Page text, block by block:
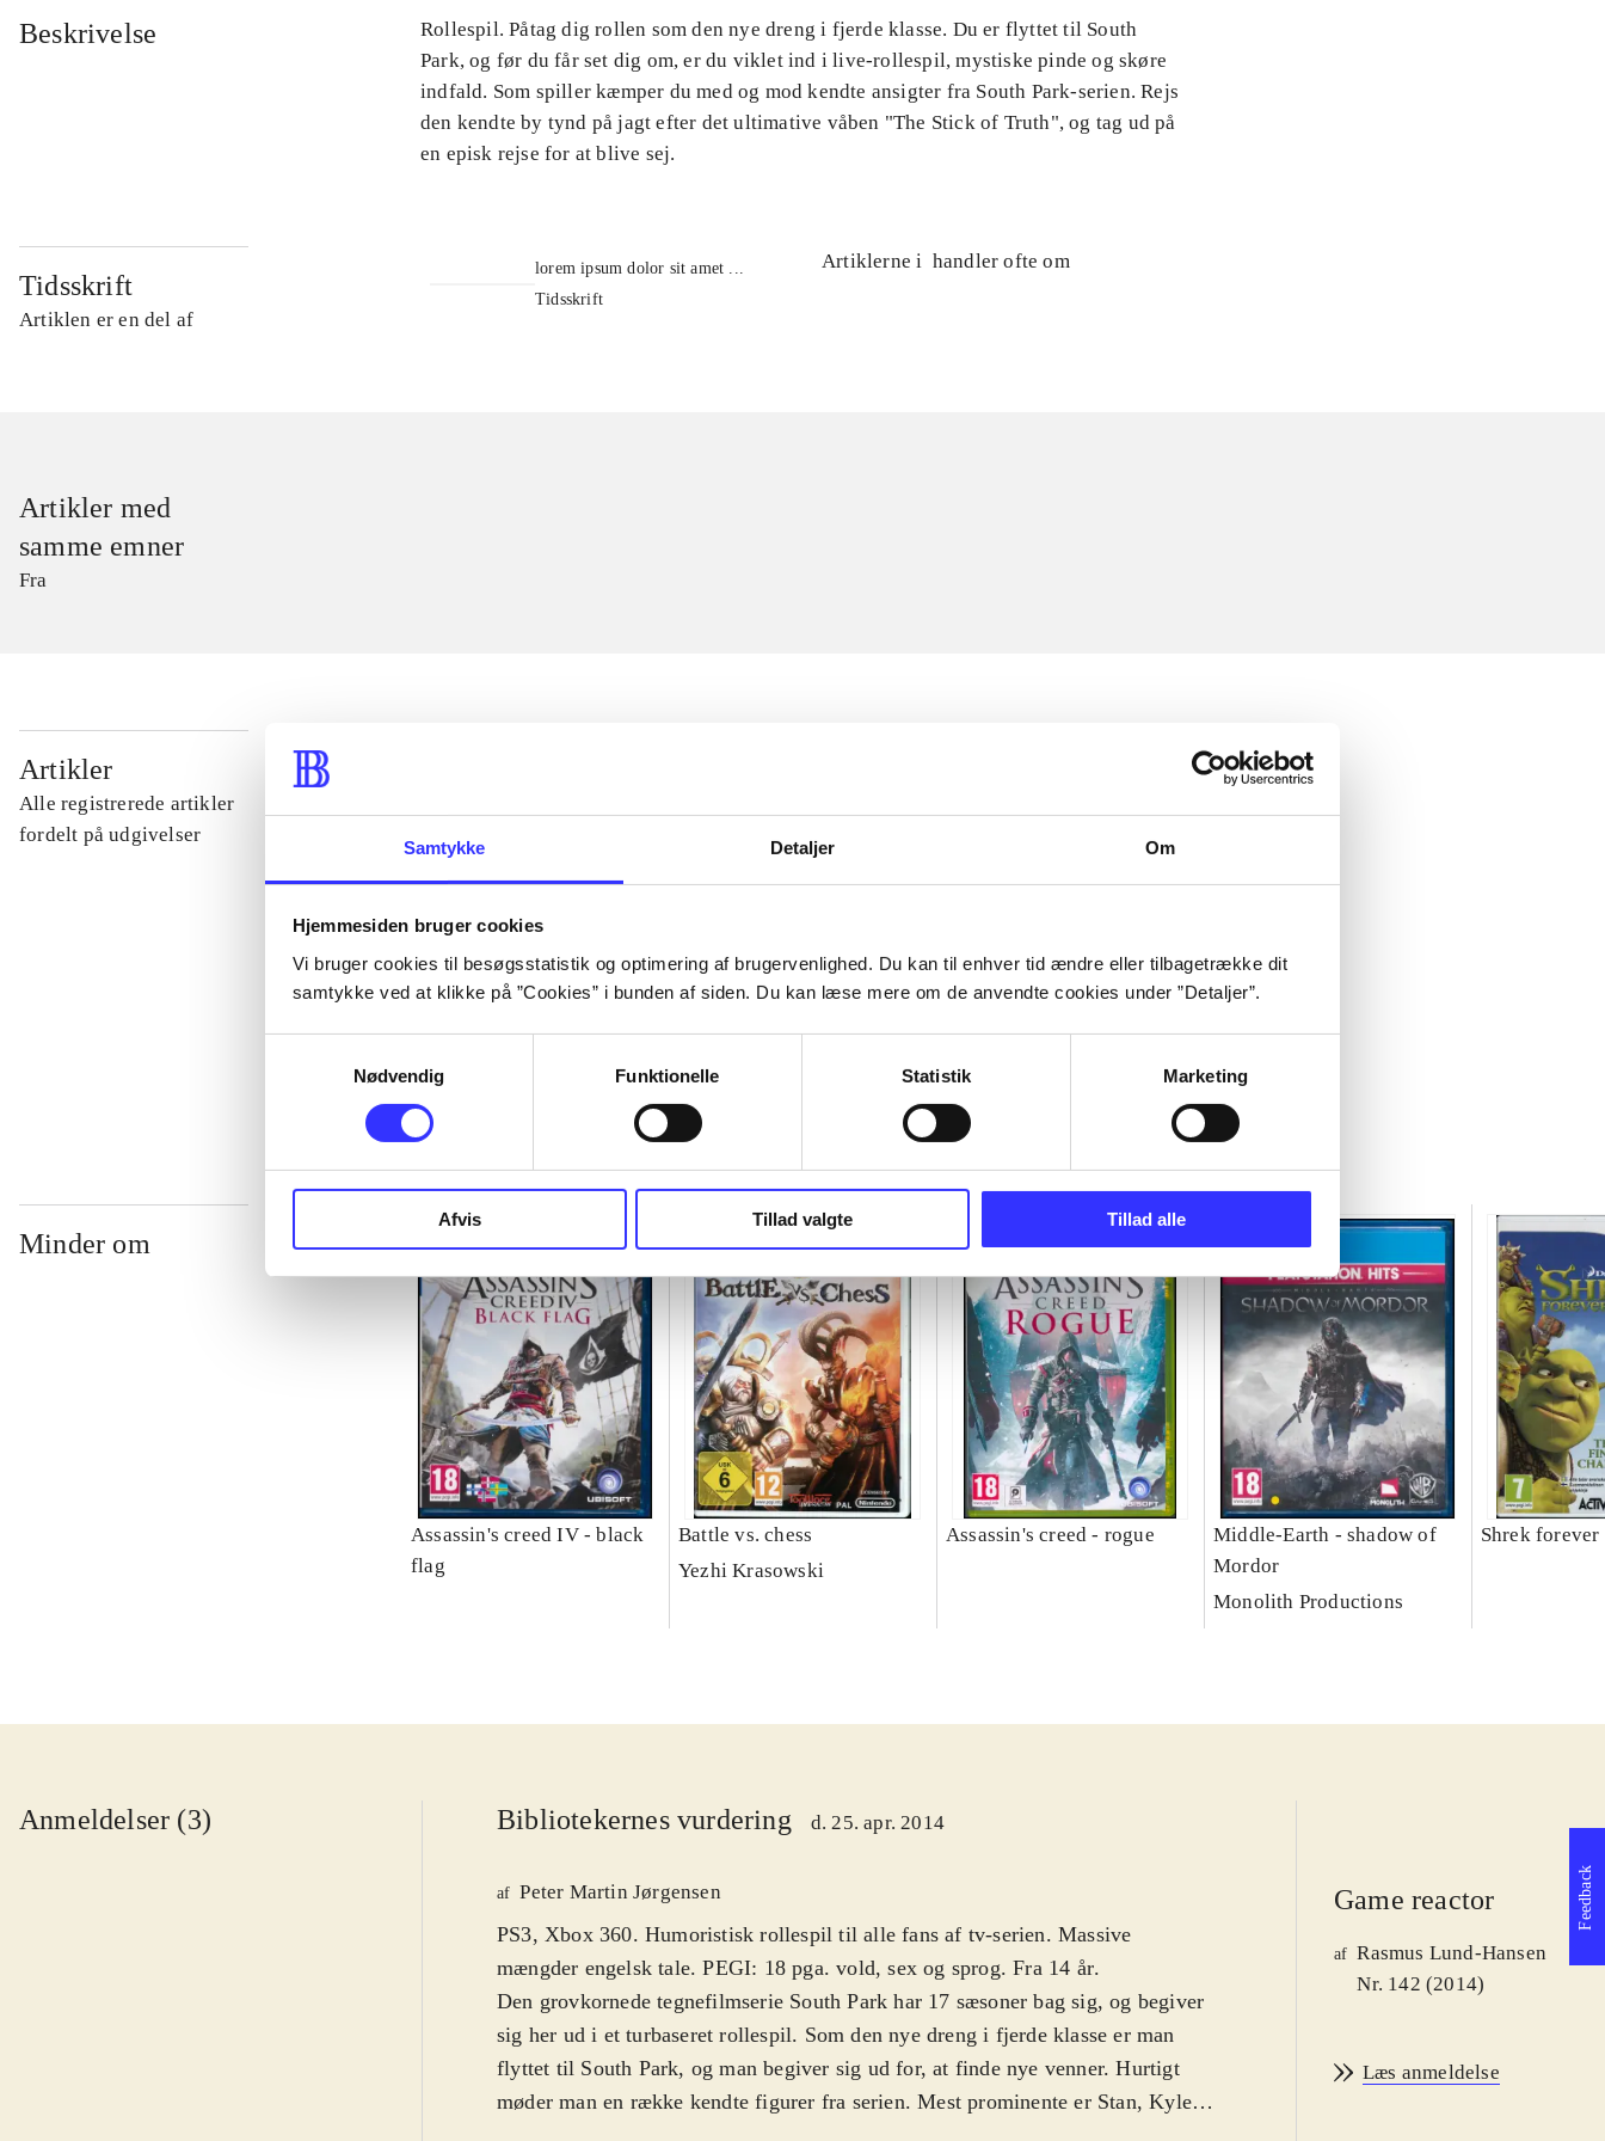
Samtykke Detaljer Om
Hjemmesiden bruger cookies
Vi bruger cookies til besøgsstatistik og optimering af brugervenlighed. Du kan til enhver tid ændre eller tilbagetrække dit
samtykke ved at klikke på ”Cookies” i bunden af siden. Du kan læse mere om de anvendte cookies under ”Detaljer”.
Nødvendig
Funktionelle Statistik Marketing
Afvis Tillad valgte Tillad alle
Beskrivelse
Rollespil. Påtag dig rollen som den nye dreng i fjerde klasse. Du er flyttet til South
Park, og før du får set dig om, er du viklet ind i live-rollespil, mystiske pinde og skøre
indfald. Som spiller kæmper du med og mod kendte ansigter fra South Park-serien. Rejs
den kendte by tynd på jagt efter det ultimative våben "The Stick of Truth", og tag ud på
en episk rejse for at blive sej.
Tidsskrift
Artiklen er en del af
lorem ipsum dolor sit amet ...
Tidsskrift
Artiklerne i handler ofte om
Artikler med
samme emner
Fra
Artikler
Alle registrerede artikler
fordelt på udgivelser
...
Minder om
Assassin's creed IV - black
flag
Battle vs. chess
Yezhi Krasowski
Assassin's creed - rogue
Middle-Earth - shadow of
Mordor
Monolith Productions
Shrek forever
Anmeldelser (3) Bibliotekernes vurdering d. 25. apr. 2014
af Peter Martin Jørgensen
PS3, Xbox 360. Humoristisk rollespil til alle fans af tv-serien. Massive
mængder engelsk tale. PEGI: 18 pga. vold, sex og sprog. Fra 14 år.
Den grovkornede tegnefilmserie South Park har 17 sæsoner bag sig, og begiver
sig her ud i et turbaseret rollespil. Som den nye dreng i fjerde klasse er man
flyttet til South Park, og man begiver sig ud for, at finde nye venner. Hurtigt
møder man en række kendte figurer fra serien. Mest prominente er Stan, Kyle,
Game reactor
af Rasmus Lund-Hansen
Nr. 142 (2014)
Læs anmeldelse
Feedback